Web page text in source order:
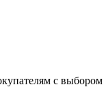
с выбором